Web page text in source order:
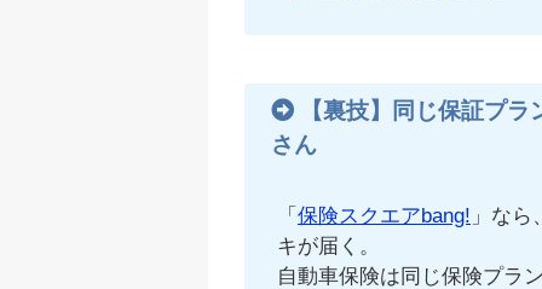
【裏技】同じ保証プ
さん
「 保険スクエアbang! 」な
キが届く。
自動車保険は同じ保険プラ